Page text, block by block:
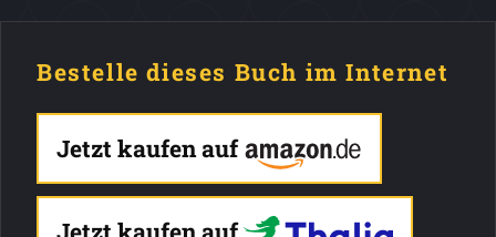
Bestelle dieses Buch im Internet
Jetzt kaufen auf